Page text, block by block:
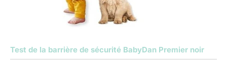
Test de la barrière de sécurité BabyDan Premier noir